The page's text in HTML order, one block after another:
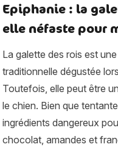
Epiphanie : la
elle néfaste pour
La galette des rois est
traditionnelle dégustée
Toutefois, elle peut être
le chien. Bien que
ingrédients dangereux
chocolat, amandes et